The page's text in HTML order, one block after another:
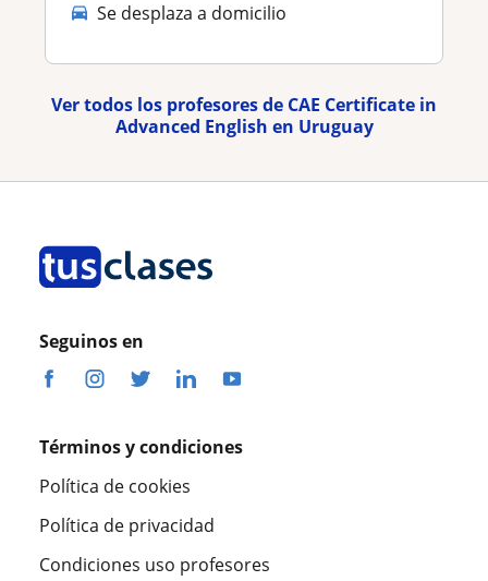
Se desplaza a domicilio
Ver todos los profesores de CAE Certificate in
Advanced English en Uruguay
Seguinos en
Términos y condiciones
Política de cookies
Política de privacidad
Condiciones uso profesores